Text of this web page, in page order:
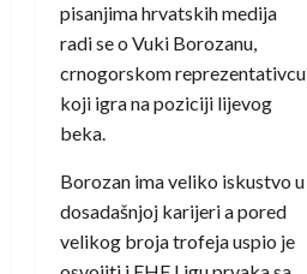
pisanjima hrvatskih medija
radi se o Vuki Borozanu,
crnogorskom reprezentativcu
koji igra na poziciji lijevog
beka.
Borozan ima veliko iskustvo u
dosadašnjoj karijeri a pored
velikog broja trofeja uspio je